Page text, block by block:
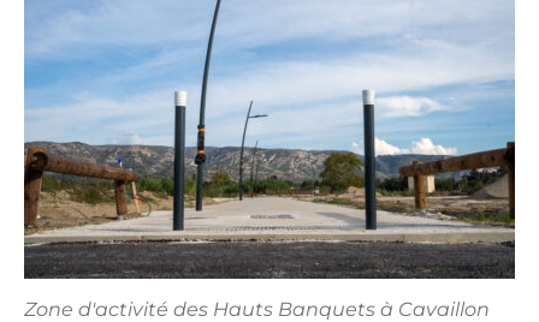
Zone d'activité des Hauts Banquets à Cavaillon